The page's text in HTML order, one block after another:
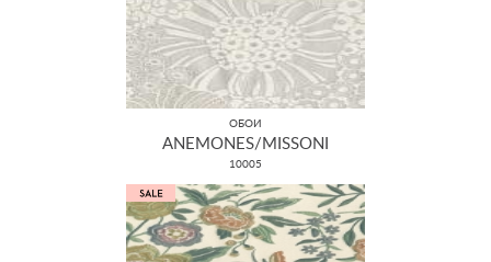
ОБОИ
ANEMONES/MISSONI
10005